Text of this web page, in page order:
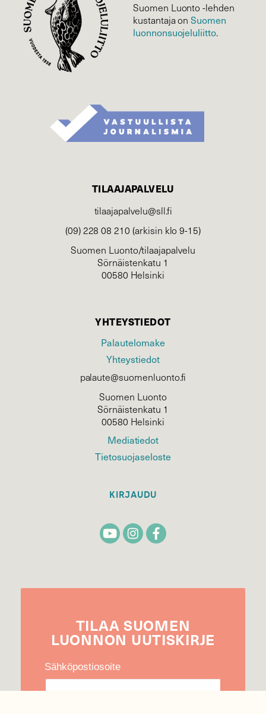
Suomen Luonto -lehden
kustantaja onSuomen
luonnonsuojelu­liitto.
TILAAJAPALVELU
tilaajapalvelu@sll.fi
(09) 228 08 210 (arkisin klo 9-15)
Suomen Luonto/tilaajapalvelu
Sörnäistenkatu 1
00580 Helsinki
YHTEYSTIEDOT
Palautelomake
Yhteystiedot
palaute@suomenluonto.fi
Suomen Luonto
Sörnäistenkatu 1
00580 Helsinki
Mediatiedot
Tietosuojaseloste
KIRJAUDU
TILAA SUOMEN
LUONNON UUTIS­KIRJE
Sähköpostiosoite